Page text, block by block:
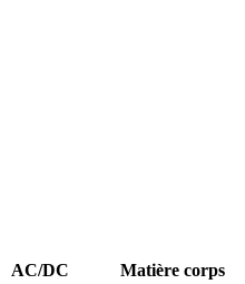
AC/DC Matière corps